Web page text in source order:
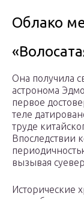
Облако
Она получила
астронома
первое
теле
труде
Впоследствии
вызывая
Исторические